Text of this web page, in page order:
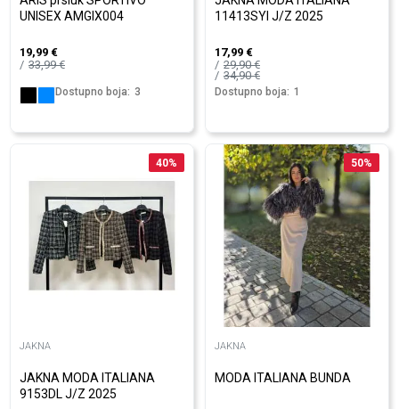
UNISEX AMGIX004
19,99 €
33,99€
Dostupno boja: 3
11413SYI J/Z 2025
17,99 €
29,90€
34,90€
Dostupno boja: 1
40%
JAKNA
JAKNA MODA ITALIANA
9153DL J/Z 2025
50%
JAKNA
MODA ITALIANA BUNDA